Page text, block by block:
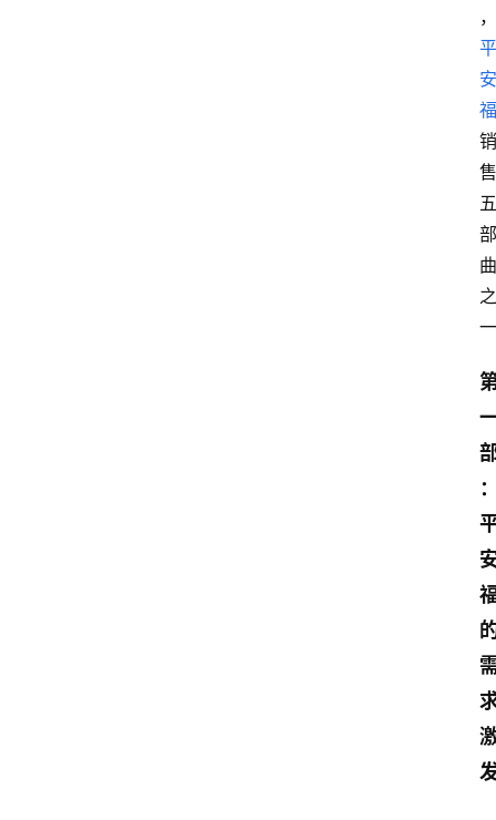
，
平
安
福
销
售
五
部
曲
之
一